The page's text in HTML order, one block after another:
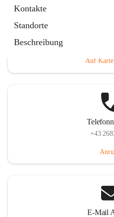
Kontakte
Standorte
Beschreibung
Auf Karte
+43
E-Mail